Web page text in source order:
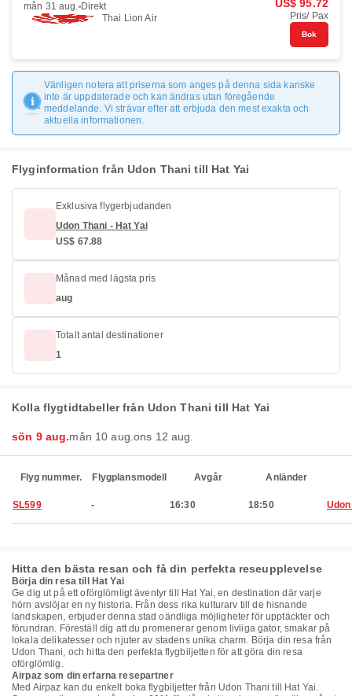
mån 31 aug. Direkt
Thai Lion Air
US$ 95.72
Pris/ Pax
Bok
Vänligen notera att priserna som anges på denna sida kanske
inte är uppdaterade och kan ändras utan föregående
meddelande. Vi strävar efter att erbjuda den mest exakta och
aktuella informationen.
Flyginformation från Udon Thani till Hat Yai
Exklusiva flygerbjudanden
Udon Thani - Hat Yai
US$ 67.88
Månad med lägsta pris
aug
Totalt antal destinationer
1
Kolla flygtidtabeller från Udon Thani till Hat Yai
sön 9 aug.mån 10 aug. ons 12 aug.
Flyg nummer. Flygplansmodell Avgår Anländer
SL599 - 16:30 18:50
Hitta den bästa resan och få din perfekta reseupplevelse
Börja din resa till Hat Yai
Ge dig ut på ett oförglömligt äventyr till Hat Yai, en destination där varje
hörn avslöjar en ny historia. Från dess rika kulturarv till de hisnande
landskapen, erbjuder denna stad oändliga möjligheter för upptäckter och
förundran. Föreställ dig att du promenerar genom livliga gator, smakar på
lokala delikatesser och njuter av stadens unika charm. Börja din resa från
Udon Thani, och hitta den perfekta flygbiljetten för att göra din resa
oförglömlig.
Airpaz som din erfarna resepartner
Med Airpaz kan du enkelt boka flygbiljetter från Udon Thani till Hat Yai.